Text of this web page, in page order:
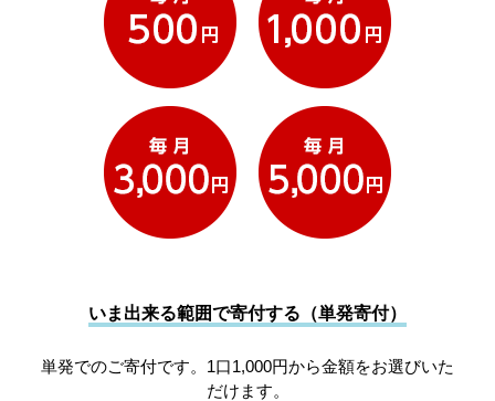
いま出来る範囲で寄付する（単発寄付）
単発でのご寄付です。1口1,000円から金額をお選びいた
だけます。